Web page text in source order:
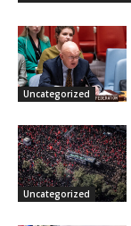
Uncategorized
Uncategorized